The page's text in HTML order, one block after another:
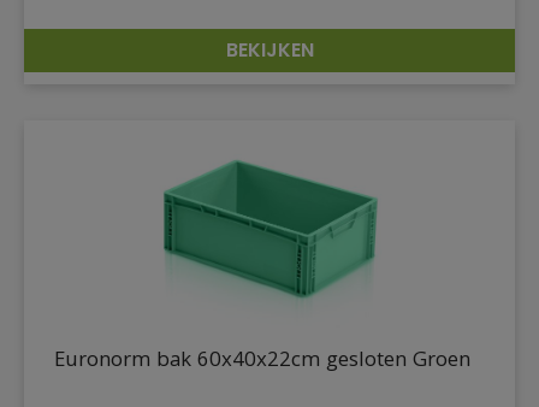
DETAILS
BEKIJKEN
Euronorm bak 60x40x22cm gesloten Groen